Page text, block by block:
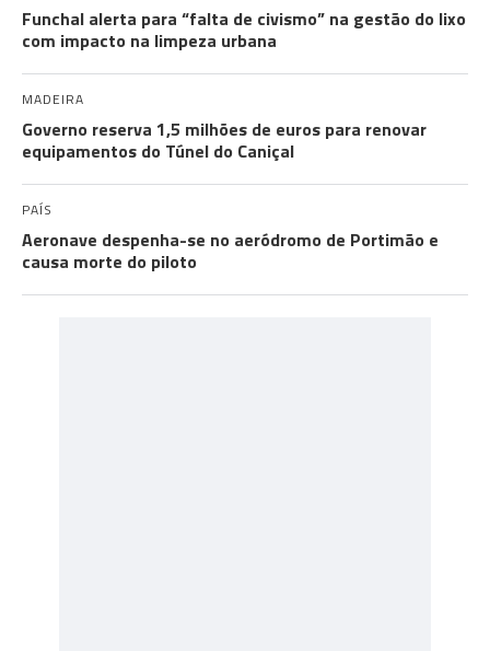
Funchal alerta para “falta de civismo” na gestão do lixo
com impacto na limpeza urbana
MADEIRA
Governo reserva 1,5 milhões de euros para renovar
equipamentos do Túnel do Caniçal
PAÍS
Aeronave despenha-se no aeródromo de Portimão e
causa morte do piloto